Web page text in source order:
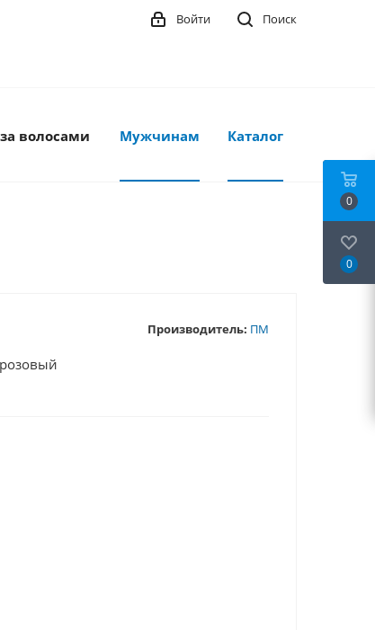
Поиск
Войти
волосами Мужчинам Каталог
Производитель: ПМ
0
0